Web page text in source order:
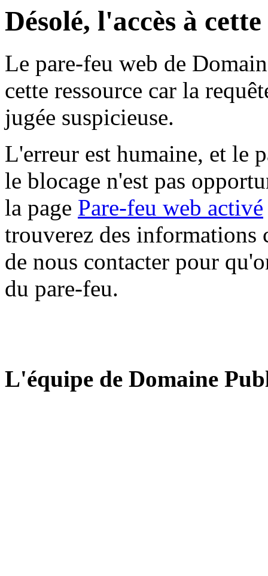
Désolé, l'accès à
Le pare-feu web de
cette ressource car la
jugée suspicieuse.
L'erreur est humaine, et le
le blocage n'est pas
la page Pare-feu web activé
trouverez des informations
de nous contacter pour
du pare-feu.
L'équipe de Domaine